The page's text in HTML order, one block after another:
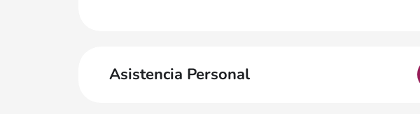
Asistencia Personal